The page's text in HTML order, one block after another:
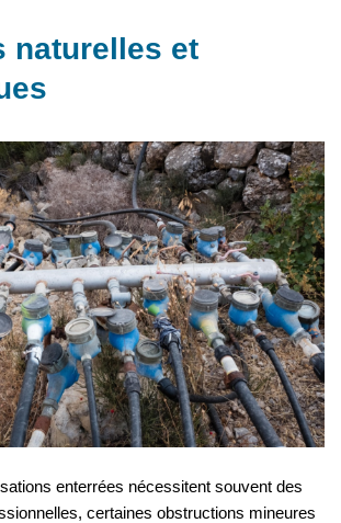
naturelles et
enterrées nécessitent souvent des
certaines obstructions mineures